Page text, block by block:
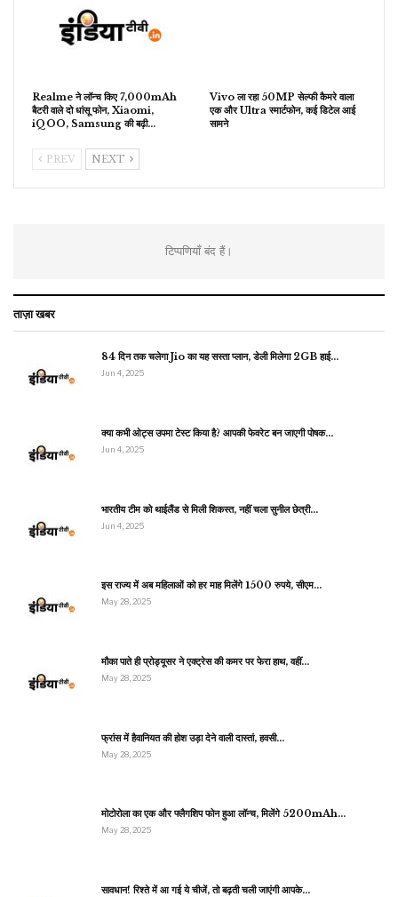
Realme ने लॉन्च किए 7,000mAh
बैटरी वाले दो धांसू फोन, Xiaomi,
iQOO, Samsung की बढ़ी…
Vivo ला रहा 50MP सेल्फी कैमरे वाला
एक और Ultra स्मार्टफोन, कई डिटेल आई
सामने
PREV NEXT
टिप्पणियाँ बंद हैं।
ताज़ा खबर
84 दिन तक चलेगा Jio का यह सस्ता प्लान, डेली मिलेगा 2GB हाई…
Jun 4, 2025
क्या कभी ओट्स उपमा टेस्ट किया है? आपकी फेवरेट बन जाएगी पोषक…
Jun 4, 2025
भारतीय टीम को थाईलैंड से मिली शिकस्त, नहीं चला सुनील छेत्री…
Jun 4, 2025
इस राज्य में अब महिलाओं को हर माह मिलेंगे 1500 रुपये, सीएम…
May 28, 2025
मौका पाते ही प्रोड्यूसर ने एक्ट्रेस की कमर पर फेरा हाथ, वहीं…
May 28, 2025
फ्रांस में हैवानियत की होश उड़ा देने वाली दास्तां, हवसी…
May 28, 2025
मोटोरोला का एक और फ्लैगशिप फोन हुआ लॉन्च, मिलेंगे 5200mAh…
May 28, 2025
सावधान! रिश्ते में आ गई ये चीजें, तो बढ़ती चली जाएंगी आपके…